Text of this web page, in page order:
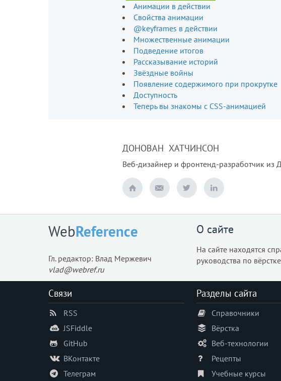
Анимации в действии
Свойства анимации
@keyframes в действии
Множественные анимации
Подведение итогов
Рассказывание историй
Звёздные войны
Появление содержимого при прокрутке
Доступность
Теперь вы знакомы с CSS-анимацией
ДОНОВАН ХАТЧИНСОН
Веб-дизайнер и фронтенд-разработчик из
WebReference
Гл. редактор: Влад Мержевич
vlad@webref.ru
О сайте
На сайте находятся
руководства по
Связи
RSS
JSFiddle
GitHub
ВКонтакте
Телеграм
Разделы сайта
Справочники
Вёрстка
Веб-технологии
Рецепты
Учебные курсы